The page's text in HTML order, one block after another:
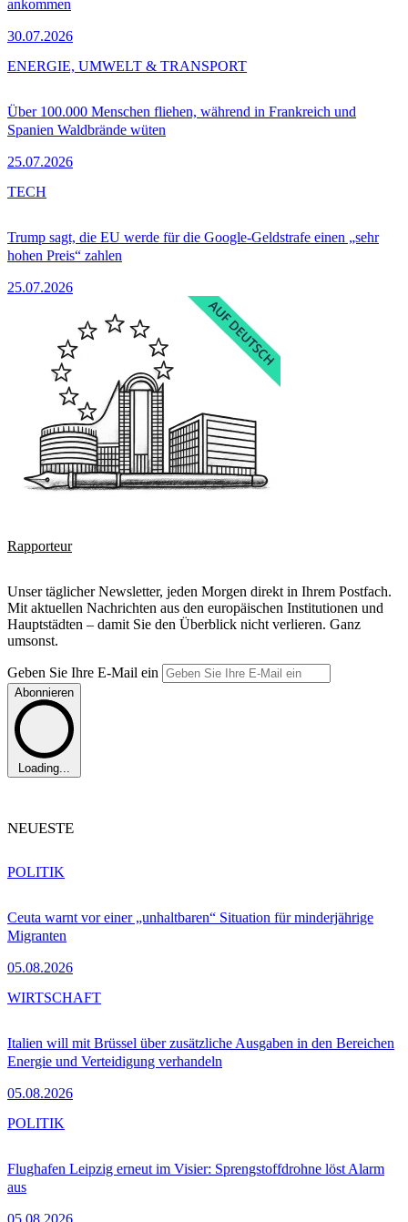
ankommen
30.07.2026
Über 100.000 Menschen fliehen, während in Frankreich und
Spanien Waldbrände wüten
25.07.2026
ENERGIE, UMWELT & TRANSPORT
Trump sagt, die EU werde für die Google-Geldstrafe einen „sehr
hohen Preis“ zahlen
25.07.2026
TECH
Rapporteur
Unser täglicher Newsletter, jeden Morgen direkt in Ihrem Postfach.
Mit aktuellen Nachrichten aus den europäischen Institutionen und
Hauptstädten – damit Sie den Überblick nicht verlieren. Ganz
umsonst.
Geben Sie Ihre E-Mail ein
Abonnieren
Loading...
NEUESTE
Ceuta warnt vor einer „unhaltbaren“ Situation für minderjährige
Migranten
05.08.2026
POLITIK
Italien will mit Brüssel über zusätzliche Ausgaben in den Bereichen
Energie und Verteidigung verhandeln
05.08.2026
WIRTSCHAFT
Flughafen Leipzig erneut im Visier: Sprengstoffdrohne löst Alarm
aus
POLITIK